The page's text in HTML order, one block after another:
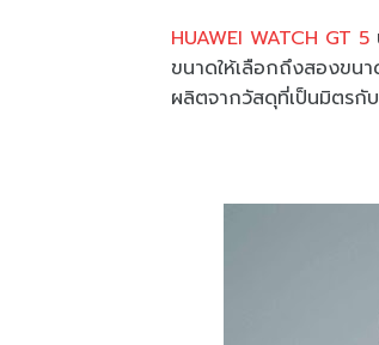
HUAWEI WATCH GT 5
ขนาดให้เลือกถึงสองขน
ผลิตจากวัสดุที่เป็นมิตรกั